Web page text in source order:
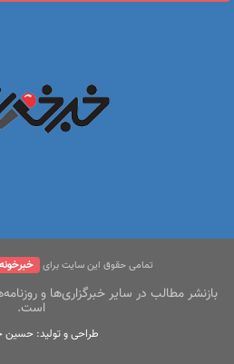
تمامی حقوق این سایت برای خبرخونه
بازنشر مطالب در سایر خبرگزاری‌ها و
است.
طراحی و تولید: حسین